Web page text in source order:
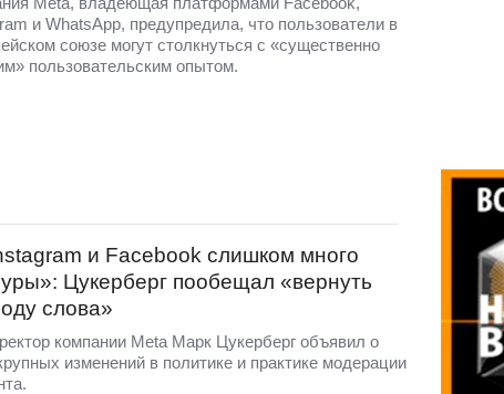
и WhatsApp, предупредила, что пользователи в
союзе могут столкнуться с «существенно
пользовательским опытом.
и Facebook слишком много
Цукерберг пообещал «вернуть
слова»
компании Meta Марк Цукерберг объявил о
изменений в политике и практике модерации